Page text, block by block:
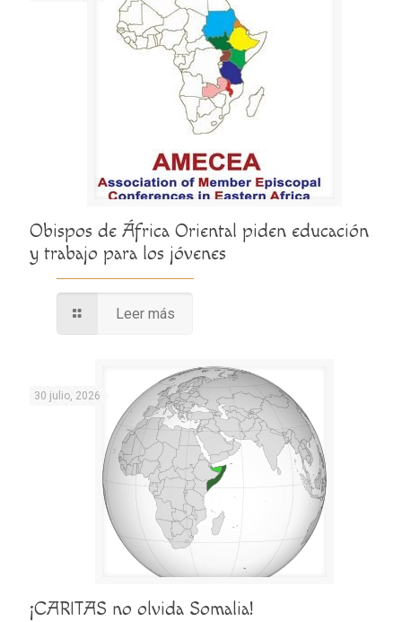
Obispos de África Oriental piden educación
y trabajo para los jóvenes
Leer más
30 julio, 2026
¡CARITAS no olvida Somalia!